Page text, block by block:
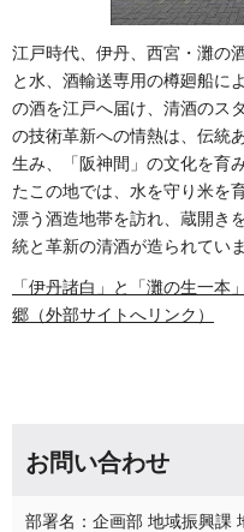
江戸時代、伊丹、西宮・灘の
と水、酒輸送専用の樽廻船に
の酒を江戸へ届け、清酒のス
の技術革新への情熱は、伝統
生み、「阪神間」の文化を育
たこの地では、水を守り米を
漂う酒造地帯を訪れ、蔵開き
統と革新の清酒が造られていま
「伊丹諸白」と「灘の生一本
郷（外部サイトへリンク）
お問い合わせ
部署名：企画部 地域振興課